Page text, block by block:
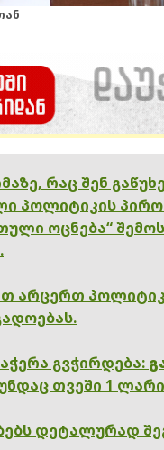
რაც შენ
პოლიტიკის
ოცნება“
არცერთ
გვჭირდება:
თვეში 1
დეტალურად